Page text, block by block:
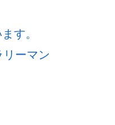
す。
ーマン